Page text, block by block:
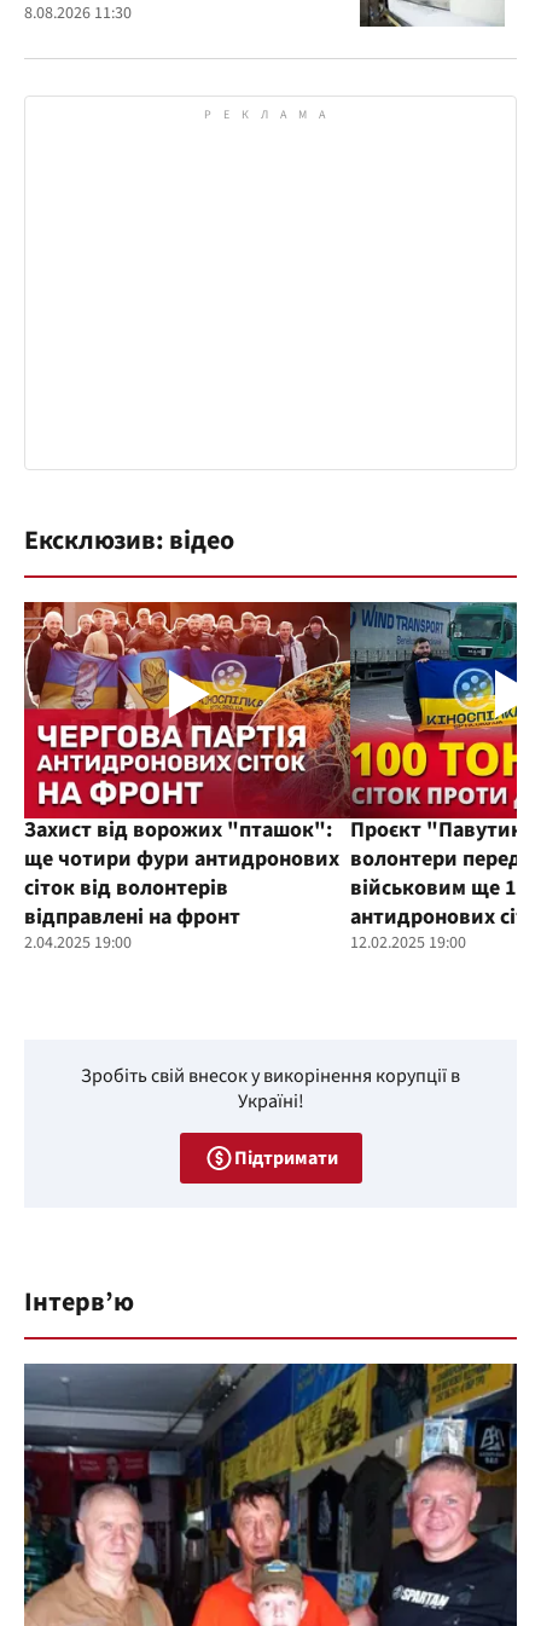
8.08.2026 11:30
Ексклюзив: відео
Захист від ворожих "пташок":
ще чотири фури антидронових
сіток від волонтерів
відправлені на фронт
2.04.2025 19:00
Проєкт
волонтери
військовим ще
антидронових
12.02.2025 19:00
Зробіть свій внесок у викорінення корупції в
Україні!
Підтримати
Інтерв’ю